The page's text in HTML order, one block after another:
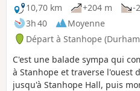
10,70 km
+204 m
-
3h 40
Moyenne
Départ à Stanhope
C'est une balade sympa qui
à Stanhope et traverse l'ouest
jusqu'à Stanhope Hall, puis